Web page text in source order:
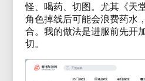
怪、喝药、切图。尤其《天
角色掉线后可能会浪费药水
合。我的做法是进服前先开
切。